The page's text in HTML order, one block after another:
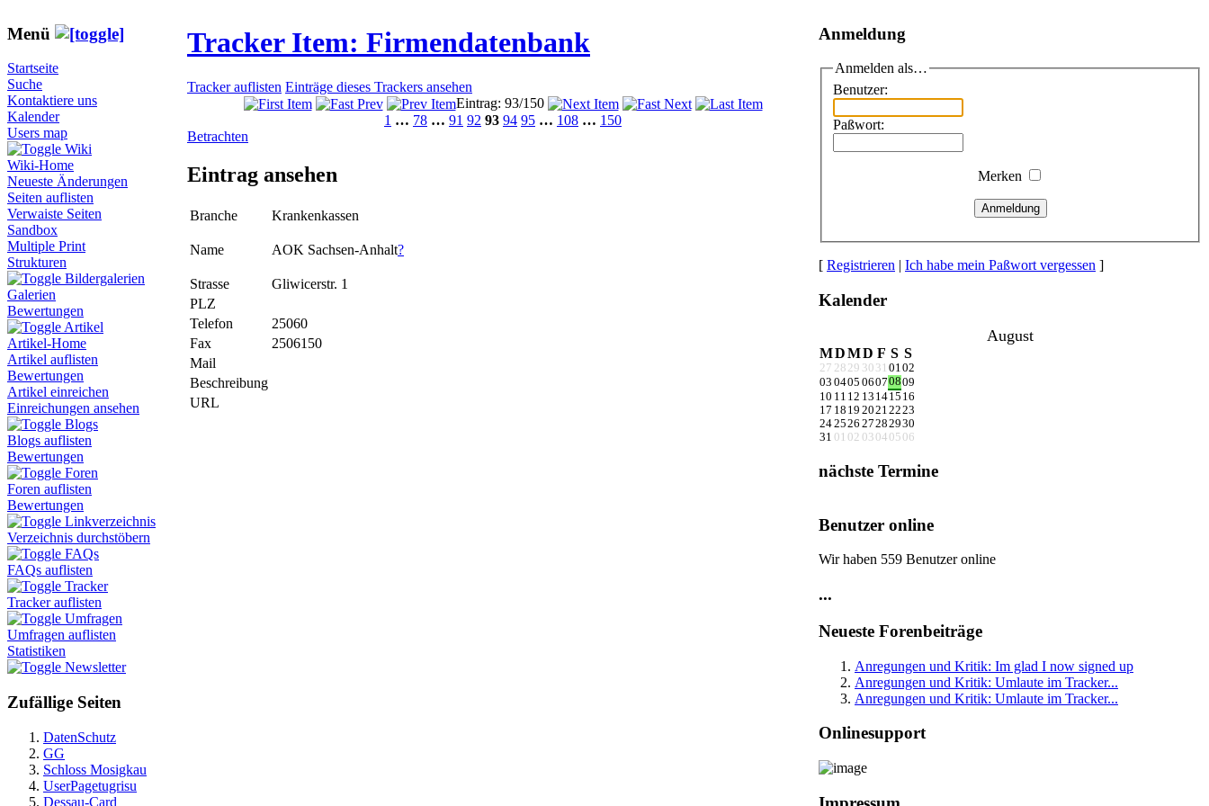
Menü
Startseite
Suche
Kontaktiere uns
Kalender
Users map
Wiki
Wiki-Home
Neueste Änderungen
Seiten auflisten
Verwaiste Seiten
Sandbox
Multiple Print
Strukturen
Bildergalerien
Galerien
Bewertungen
Artikel
Artikel-Home
Artikel auflisten
Bewertungen
Artikel einreichen
Einreichungen ansehen
Blogs
Blogs auflisten
Bewertungen
Foren
Foren auflisten
Bewertungen
Linkverzeichnis
Verzeichnis durchstöbern
FAQs
FAQs auflisten
Tracker
Tracker auflisten
Umfragen
Umfragen auflisten
Statistiken
Newsletter
Zufällige Seiten
DatenSchutz
GG
Schloss Mosigkau
UserPagetugrisu
Dessau-Card
Tracker Item: Firmendatenbank
Tracker auflisten Einträge dieses Trackers ansehen
Eintrag: 93/150
1 … 78 … 91 92 93 94 95 … 108 … 150
Betrachten
Eintrag ansehen
Branche Krankenkassen
Name AOK Sachsen-Anhalt?
Strasse
Gliwicerstr. 1
PLZ
Telefon
25060
Fax
2506150
Mail
Beschreibung
URL
Anmeldung
Anmelden als…
Benutzer:
Paßwort:
Merken
Anmeldung
[ Registrieren | Ich habe mein Paßwort vergessen ]
Kalender
August
MDMD F S S
27 28 29 30 31 0102
03 0405 06070809
10 11 12 13 1415 16
17 18 19 20212223
242526 27282930
31 01 02 03 04 05 06
nächste Termine
Benutzer online
Wir haben 559 Benutzer online
...
Neueste Forenbeiträge
Anregungen und Kritik: Im glad I now signed up
Anregungen und Kritik: Umlaute im Tracker...
Anregungen und Kritik: Umlaute im Tracker...
Onlinesupport